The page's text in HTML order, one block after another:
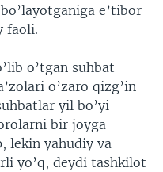
e’tibor
faoli.
o’tgan suhbat
o’zaro qizg’in
yil bo’yi
bir joyga
lekin yahudiy va
yo’q, deydi tashkilot